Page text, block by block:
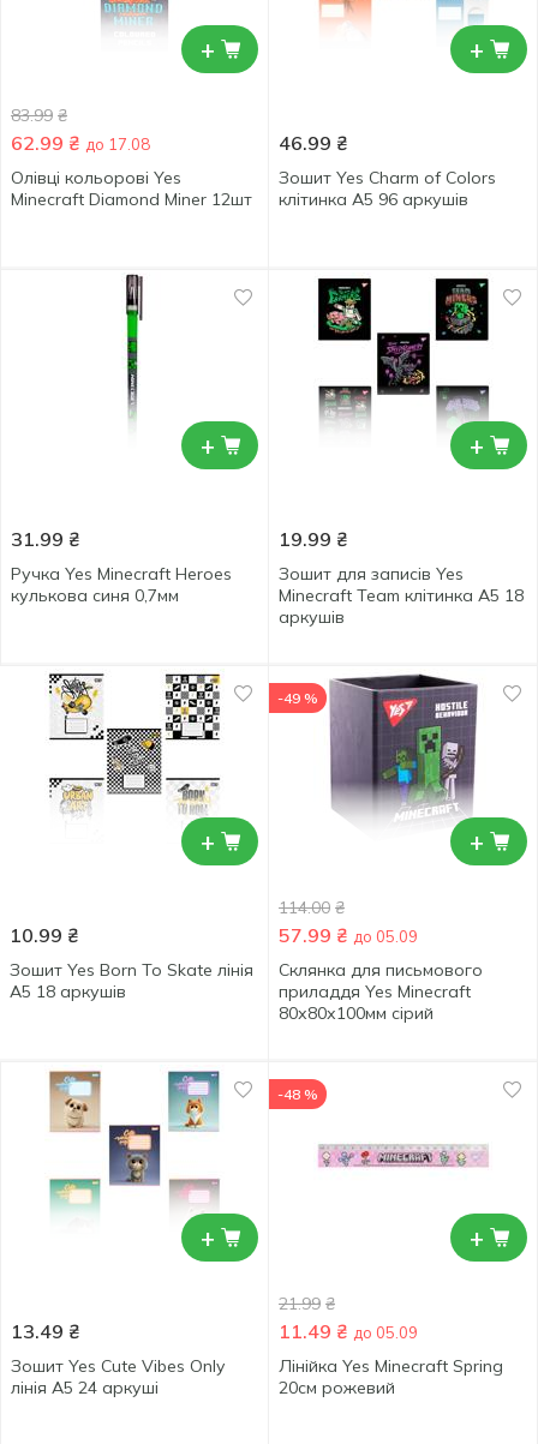
+
83.99 ₴
62.99 ₴ до 17.08
Олівці кольорові Yes
Minecraft Diamond Miner 12шт
+
46.99 ₴
Зошит Yes Charm of Colors
клітинка А5 96 аркушів
+
31.99 ₴
Ручка Yes Minecraft Heroes
кулькова синя 0,7мм
+
19.99 ₴
Зошит для записів Yes
Minecraft Team клітинка А5 18
аркушів
+
10.99 ₴
Зошит Yes Born To Skate лінія
А5 18 аркушів
+
-49 %
114.00 ₴
57.99 ₴ до 05.09
Склянка для письмового
приладдя Yes Minecraft
80х80х100мм сірий
+
13.49 ₴
Зошит Yes Cute Vibes Only
лінія А5 24 аркуші
+
-48 %
21.99 ₴
11.49 ₴ до 05.09
Лінійка Yes Minecraft Spring
20см рожевий